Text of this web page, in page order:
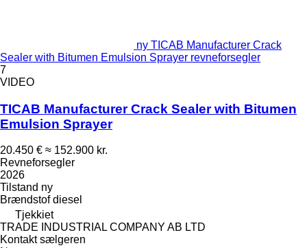
ny TICAB Manufacturer Crack
Sealer with Bitumen Emulsion Sprayer revneforsegler
7
VIDEO
TICAB Manufacturer Crack Sealer with Bitumen
Emulsion Sprayer
20.450 € ≈ 152.900 kr.
Revneforsegler
2026
Tilstand ny
Brændstof diesel
Tjekkiet
TRADE INDUSTRIAL COMPANY AB LTD
Kontakt sælgeren